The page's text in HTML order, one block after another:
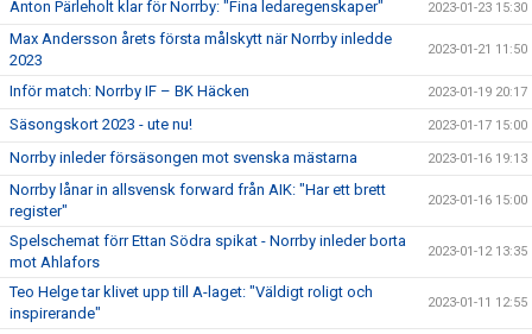
Anton Pärleholt klar för Norrby: "Fina ledaregenskaper" 2023-01-23 15:30
Max Andersson årets första målskytt när Norrby inledde
2023
2023-01-21 11:50
Inför match: Norrby IF – BK Häcken 2023-01-19 20:17
Säsongskort 2023 - ute nu! 2023-01-17 15:00
Norrby inleder försäsongen mot svenska mästarna 2023-01-16 19:13
Norrby lånar in allsvensk forward från AIK: "Har ett brett
register"
2023-01-16 15:00
Spelschemat förr Ettan Södra spikat - Norrby inleder borta
mot Ahlafors
2023-01-12 13:35
Teo Helge tar klivet upp till A-laget: "Väldigt roligt och
inspirerande"
2023-01-11 12:55